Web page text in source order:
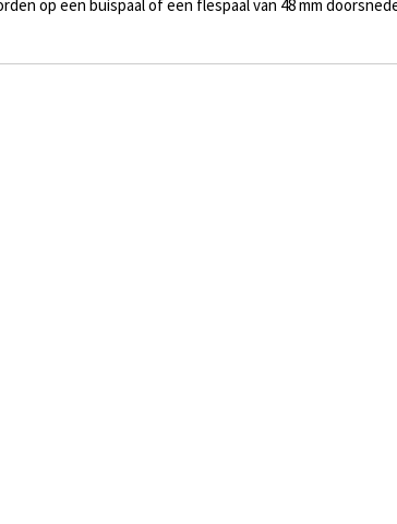
op een buispaal of een flespaal van 48 mm